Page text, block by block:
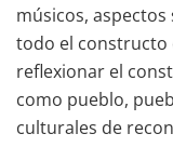
músicos,
todo el constructo
reflexionar el
como pueblo,
culturales de